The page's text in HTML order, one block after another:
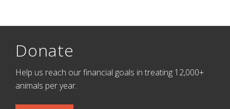
Donate
Help us reach our financial goals in treating 12,000+
animals per year.